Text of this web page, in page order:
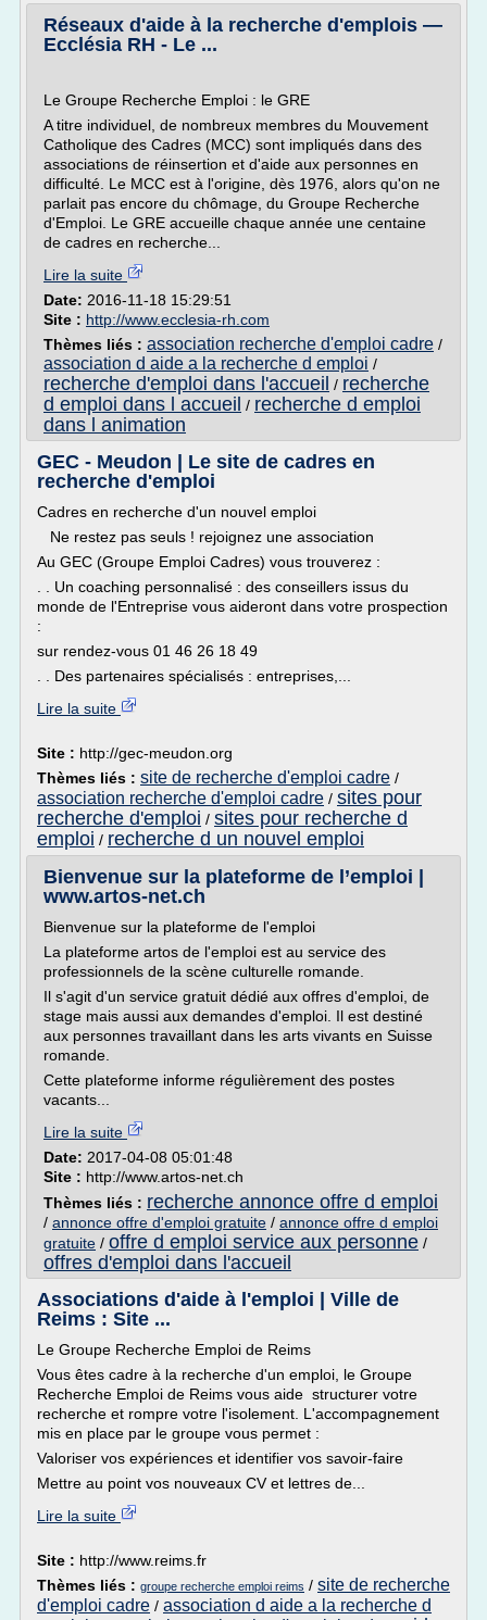
Réseaux d'aide à la recherche d'emplois —
Ecclésia RH - Le ...
Le Groupe Recherche Emploi : le GRE
A titre individuel, de nombreux membres du Mouvement
Catholique des Cadres (MCC) sont impliqués dans des
associations de réinsertion et d'aide aux personnes en
difficulté. Le MCC est à l'origine, dès 1976, alors qu'on ne
parlait pas encore du chômage, du Groupe Recherche
d'Emploi. Le GRE accueille chaque année une centaine
de cadres en recherche...
Lire la suite
Date: 2016-11-18 15:29:51
Site : http://www.ecclesia-rh.com
Thèmes liés : association recherche d'emploi cadre /
association d aide a la recherche d emploi /
recherche d'emploi dans l'accueil / recherche
d emploi dans l accueil / recherche d emploi
dans l animation
GEC - Meudon | Le site de cadres en
recherche d'emploi
Cadres en recherche d'un nouvel emploi
Ne restez pas seuls ! rejoignez une association
Au GEC (Groupe Emploi Cadres) vous trouverez :
. . Un coaching personnalisé : des conseillers issus du
monde de l'Entreprise vous aideront dans votre prospection
:
sur rendez-vous 01 46 26 18 49
. . Des partenaires spécialisés : entreprises,...
Lire la suite
Site : http://gec-meudon.org
Thèmes liés : site de recherche d'emploi cadre /
association recherche d'emploi cadre / sites pour
recherche d'emploi / sites pour recherche d
emploi / recherche d un nouvel emploi
Bienvenue sur la plateforme de l’emploi |
www.artos-net.ch
Bienvenue sur la plateforme de l'emploi
La plateforme artos de l'emploi est au service des
professionnels de la scène culturelle romande.
Il s'agit d'un service gratuit dédié aux offres d'emploi, de
stage mais aussi aux demandes d'emploi. Il est destiné
aux personnes travaillant dans les arts vivants en Suisse
romande.
Cette plateforme informe régulièrement des postes
vacants...
Lire la suite
Date: 2017-04-08 05:01:48
Site : http://www.artos-net.ch
Thèmes liés : recherche annonce offre d emploi
/ annonce offre d'emploi gratuite / annonce offre d emploi
gratuite / offre d emploi service aux personne /
offres d'emploi dans l'accueil
Associations d'aide à l'emploi | Ville de
Reims : Site ...
Le Groupe Recherche Emploi de Reims
Vous êtes cadre à la recherche d'un emploi, le Groupe
Recherche Emploi de Reims vous aide structurer votre
recherche et rompre votre l'isolement. L'accompagnement
mis en place par le groupe vous permet :
Valoriser vos expériences et identifier vos savoir-­faire
Mettre au point vos nouveaux CV et lettres de...
Lire la suite
Site : http://www.reims.fr
Thèmes liés : groupe recherche emploi reims / site de recherche
d'emploi cadre / association d aide a la recherche d